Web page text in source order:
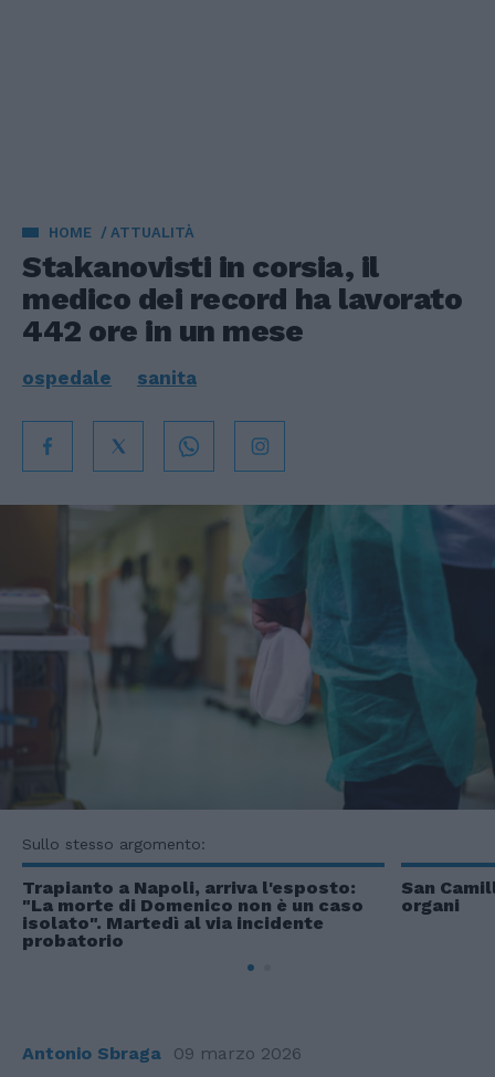
HOME ATTUALITÀ
Stakanovisti in corsia, il
medico dei record ha lavorato
442 ore in un mese
ospedale sanita
Sullo stesso argomento:
Trapianto a Napoli, arriva l'esposto:
"La morte di Domenico non è un caso
isolato". Martedì al via incidente
probatorio
San
organi
Antonio Sbraga 09 marzo 2026